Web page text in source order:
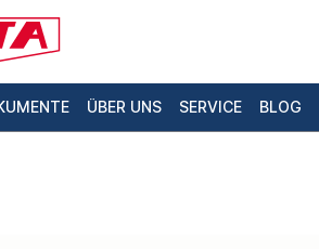
ÜBER UNS SERVICE BLOG